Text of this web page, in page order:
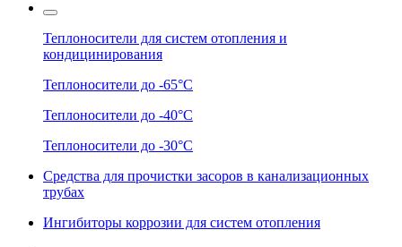
Теплоносители для систем отопления и
кондицинирования
Теплоносители до -65°C
Теплоносители до -40°C
Теплоносители до -30°C
Средства для прочистки засоров в канализационных
трубах
Ингибиторы коррозии для систем отопления